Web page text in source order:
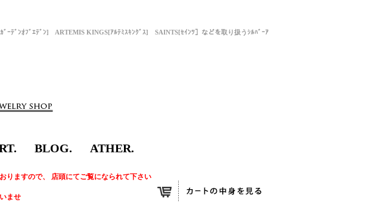
ﾃﾞﾝｵﾌﾞｴﾃﾞﾝ] ARTEMIS KINGS[ｱﾙﾃﾐｽｷﾝｸﾞｽ] SAINTS[ｾｲﾝﾂ］などを取り扱うｼﾙﾊﾞｰｱ
BLOG. ATHER.
りますので、 店頭にてご覧になられて下さい
ませ